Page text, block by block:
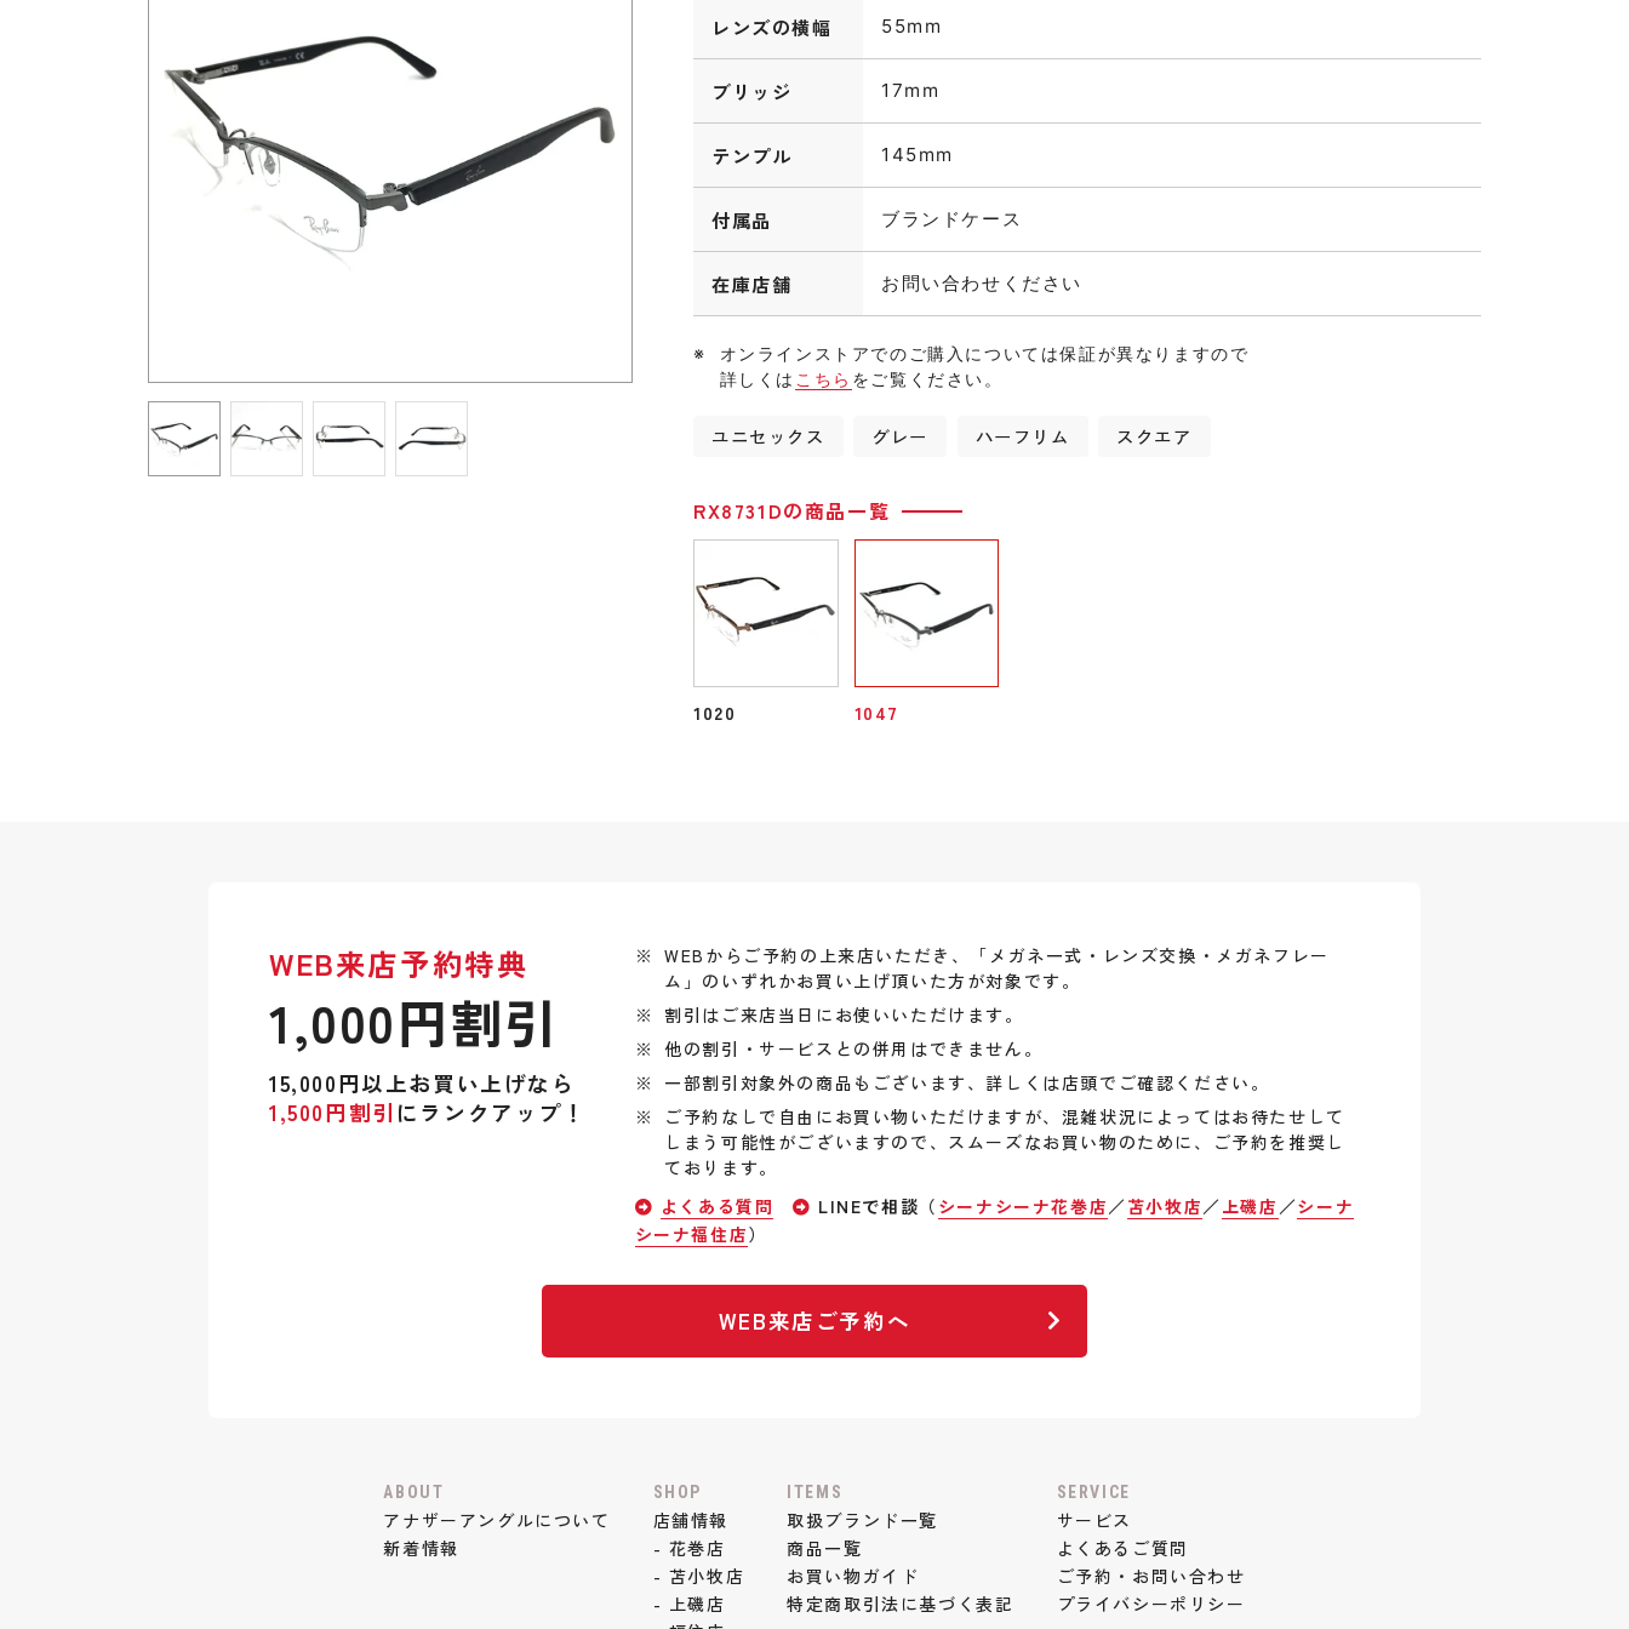
レンズの横幅 55mm
ブリッジ 17mm
テンプル 145mm
付属品 ブランドケース
在庫店舗 お問い合わせください
オンラインストアでのご購入については保証が異なりますので
詳しくは こちら をご覧ください。
ユニセックス グレー ハーフリム スクエア
RX8731Dの商品一覧
1020 1047
WEB来店予約特典
1,000円割引
15,000円以上お買い上げなら
1,500円割引 にランクアップ！
WEBからご予約の上来店いただき、「メガネ一式・レンズ交換・メガネフレー
ム」のいずれかお買い上げ頂いた方が対象です。
割引はご来店当日にお使いいただけます。
他の割引・サービスとの併用はできません。
一部割引対象外の商品もございます、詳しくは店頭でご確認ください。
ご予約なしで自由にお買い物いただけますが、混雑状況によってはお待たせして
しまう可能性がございますので、スムーズなお買い物のために、ご予約を推奨し
ております。
よくある質問
LINEで相談（ シーナシーナ花巻店 ／ 苫小牧店 ／ 上磯店 ／シーナ
シーナ福住店）
WEB来店ご予約へ
ABOUT
アナザーアングルについて
新着情報
SHOP
店舗情報
- 花巻店
- 苫小牧店
- 上磯店
ITEMS
取扱ブランド一覧
商品一覧
お買い物ガイド
特定商取引法に基づく表記
SERVICE
サービス
よくあるご質問
ご予約・お問い合わせ
プライバシーポリシー